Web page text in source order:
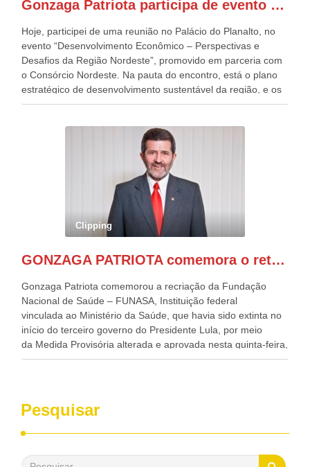
Patriota. Gonzaga Patriota participa de evento em prol do desenvolvimento do Nordeste
Hoje, participei de uma reunião no Palácio do Planalto, no
evento “Desenvolvimento Econômico – Perspectivas e
Desafios da Região Nordeste”, promovido em parceria com
o Consórcio Nordeste. Na pauta do encontro, está o plano
estratégico de desenvolvimento sustentável da região, e os
desafios para a elaboração de políticas públicas, que
evento contou com a presença do Vice-presidente Geraldo
Alckmin, que também ocupa o Ministério do
Desenvolvimento, Indústria, Comércio e Serviços, o ex
governador de Pernambuco, agora Presidente do Banco do
Nordeste, Paulo Câmara, o ex Deputado Federal, e
atualmente Superintendente da SUDENE, Danilo Cabral, da
Governadora de Pernambuco, Raquel Lyra, os ministros da
Casa Civil, Rui Costa, e da Integração e do Desenvolvimento
de todo Nordeste que também ajudam a fomentar o
Clipping
GONZAGA PATRIOTA comemora o retorno da FUNASA
Gonzaga Patriota comemorou a recriação da Fundação
Nacional de Saúde – FUNASA, Instituição federal
vinculada ao Ministério da Saúde, que havia sido extinta no
início do terceiro governo do Presidente Lula, por meio
da Medida Provisória alterada e aprovada nesta quinta-feira,
pelo Congresso Nacional. Gonzaga Patriota disse hoje em
desenvolvimento dos seus municípios e, somente o ano
passado, essa Fundação distribuiu mais de três bilhões de
reais, com suas maravilhosas ações, dentre alas, mais de
saneamento básico, em pequenas comunidades rurais.
Pesquisar